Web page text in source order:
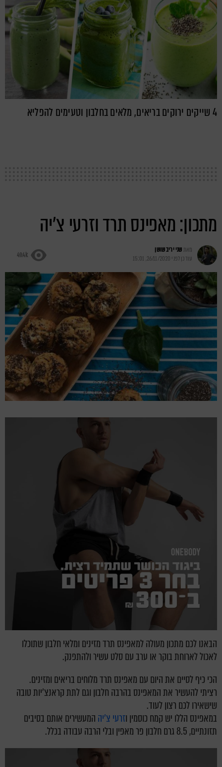
4 שייקים ירוקים בריאים, מלאים בחלבון וטעימים להפליא
מתכון: מאפינס תרד וזרעי צ'יה
מאתשני יריב שושן
עודכן לפני 26/11/2020, 15:01
49.4k
הבאנו לכם מתכון מעולה למאפינס תרד מזינים ומלאי חלבון שתוכלו
לאכול לארוחת בוקר או ערב עם סלט עשיר ולהתפנק.
הכי כיף לסיים את היום עם מאפינס תרד מלוחים בריאים ומזינים.
רציתי להעשיר את המאפינס בהרבה חלבון וגם לתת קראנצ'יות טובה
שישאירו לכם רצון לעוד.
במאפינס הללו יש קמח כוסמין וזרעי צ'יה המעשירים אותם בסיבים
תזונתיים, 8.5 גרם חלבון פר מאפין ובלי הרבה עבודה בכלל.